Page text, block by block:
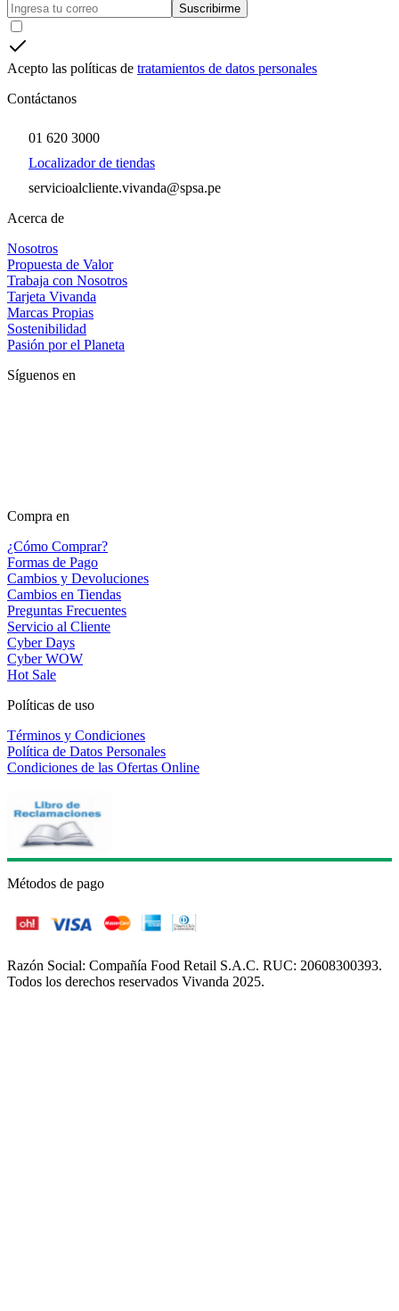
Suscribirme
Acepto las políticas de tratamientos de datos personales
Contáctanos
01 620 3000
Localizador de tiendas
servicioalcliente.vivanda@spsa.pe
Acerca de
Nosotros
Propuesta de Valor
Trabaja con Nosotros
Tarjeta Vivanda
Marcas Propias
Sostenibilidad
Pasión por el Planeta
Síguenos en
Compra en
¿Cómo Comprar?
Formas de Pago
Cambios y Devoluciones
Cambios en Tiendas
Preguntas Frecuentes
Servicio al Cliente
Cyber Days
Cyber WOW
Hot Sale
Políticas de uso
Términos y Condiciones
Política de Datos Personales
Condiciones de las Ofertas Online
Métodos de pago
Razón Social: Compañía Food Retail S.A.C. RUC: 20608300393.
Todos los derechos reservados Vivanda 2025.